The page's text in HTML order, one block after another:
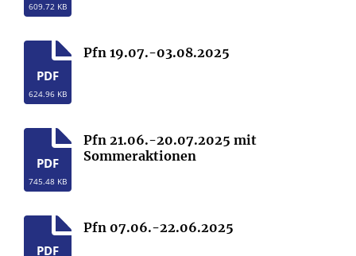
609.72 KB
PDF
624.96 KB
Pfn 19.07.-03.08.2025
PDF
745.48 KB
Pfn 21.06.-20.07.2025 mit
Sommeraktionen
PDF
Pfn 07.06.-22.06.2025